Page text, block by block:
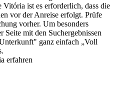
ist es erforderlich, dass die
vor der Anreise erfolgt. Prüfe
vorher. Um besonders
Seite mit den Suchergebnissen
ganz einfach „Voll
erfahren